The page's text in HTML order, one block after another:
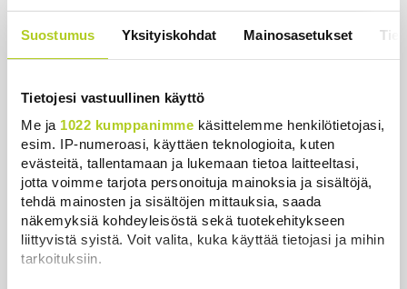
Suostumus Yksityiskohdat Mainosasetukset
Tietojesi vastuullinen käyttö
Me ja 1022 kumppanimme käsittelemme henkilötietojasi,
esim. IP-numeroasi, käyttäen teknologioita, kuten
evästeitä, tallentamaan ja lukemaan tietoa laitteeltasi,
jotta voimme tarjota personoituja mainoksia ja sisältöjä,
tehdä mainosten ja sisältöjen mittauksia, saada
näkemyksiä kohdeyleisöstä sekä tuotekehitykseen
liittyvistä syistä. Voit valita, kuka käyttää tietojasi ja mihin
tarkoituksiin.
Helle kurittaa Pohjois-Koreaa – valtionmedia
kehottaa syömään koiranlihasoppaa
venäläinen
Uutiset | 8.8.2026 16:19
Sikarutto tuo metsästysrajoituksia – vilkkain
metsästyskausi käynnistyy Suomessa
Uutiset | 8.8.2026 15:00